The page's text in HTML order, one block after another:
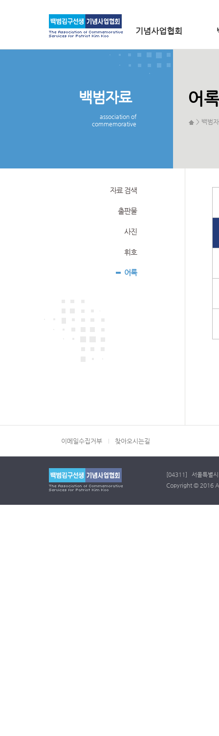
기념사업협회
백범자료
association of
commemorative
어
> 백범
자료 검색
출판물
사진
휘호
어록
이메일수집거부 찾아오시는길
[04311] 서울특별
Copyright © 2016